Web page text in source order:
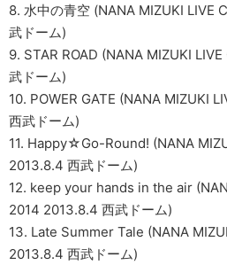
8. 水中の青空 (NANA MIZUKI LIVE
武ドーム)
9. STAR ROAD (NANA MIZUKI
武ドーム)
10. POWER GATE (NANA MIZUKI
西武ドーム)
11. Happy☆Go-Round! (NANA
2013.8.4 西武ドーム)
12. keep your hands in the air
2014 2013.8.4 西武ドーム)
13. Late Summer Tale (NANA
2013.8.4 西武ドーム)